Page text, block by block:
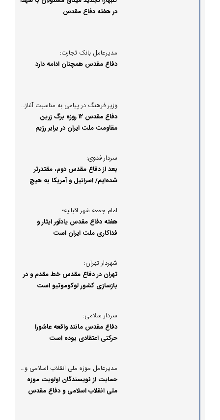
در هفته دفاع مقدس
مدیرعامل بانک تجارت:
دفاع مقدس همچنان ادامه دارد
وزیر فرهنگ در پیامی به‌ مناسبت آغاز هفته دفاع مقدس:
دفاع مقدس ۱۲ روزه برگ زرین
مقاومت ملت ایران در برابر رژیم
سردار فدوی:
بعد از دفاع مقدس دوم، مقتدرتر
شده‌ایم/ اسرائیل و آمریکا به هیچ
امام جمعه شهر اقبالیه؛
هفته دفاع مقدس یادآور ایثار و
فداکاری ملت ایران است
شهردار تهران:
تهران در دفاع مقدس خط مقدم و در
بازسازی کشور لوکوموتیو است
سردار سلامی:
دفاع مقدس مانند واقعه عاشورا
حرکتی اعتقادی بوده است
مدیرعامل موزه ملی انقلاب اسلامی و دفاع مقدس؛
حمایت از نویسندگان اولویت‌ موزه
ملی انقلاب اسلامی و دفاع مقدس